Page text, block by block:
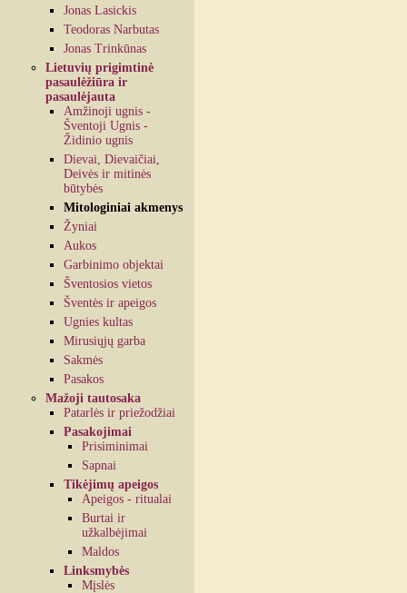
Jonas Lasickis
Teodoras Narbutas
Jonas Trinkūnas
Lietuvių prigimtinė
pasaulėžiūra ir
pasaulėjauta
Amžinoji ugnis -
Šventoji Ugnis -
Židinio ugnis
Dievai, Dievaičiai,
Deivės ir mitinės
būtybės
Mitologiniai akmenys
Žyniai
Aukos
Garbinimo objektai
Šventosios vietos
Šventės ir apeigos
Ugnies kultas
Mirusiųjų garba
Sakmės
Pasakos
Mažoji tautosaka
Patarlės ir priežodžiai
Pasakojimai
Prisiminimai
Sapnai
Tikėjimų apeigos
Apeigos - ritualai
Burtai ir
užkalbėjimai
Maldos
Linksmybės
Mįslės